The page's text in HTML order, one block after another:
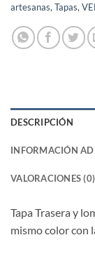
artesanas, Tapas,
DESCRIPCIÓN
INFORMACIÓN
VALORACIONES (0)
Tapa Trasera y
mismo color con